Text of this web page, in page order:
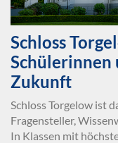
Schloss
Schülerinnen
Zukunft
Schloss Torgelow ist
Fragensteller,
In Klassen mit